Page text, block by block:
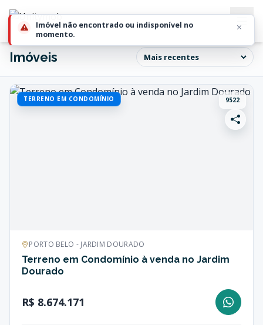
Imóveis
TERRENO EM CONDOMÍNIO 9522
PORTO BELO - JARDIM DOURADO
Terreno em Condomínio à venda no Jardim
Dourado
R$ 8.674.171